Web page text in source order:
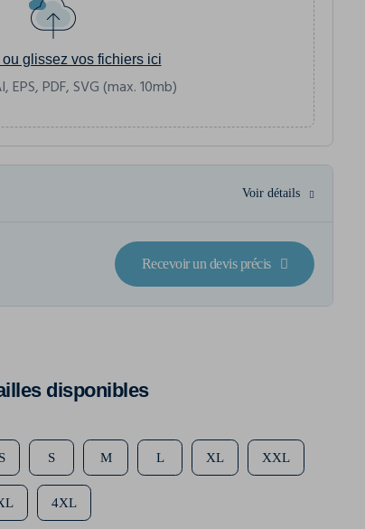
ou glissez vos fichiers ici
EPS, PDF, SVG (max. 10mb)
Voir détails
Recevoir un devis précis
disponibles
S M L XL XXL
4XL